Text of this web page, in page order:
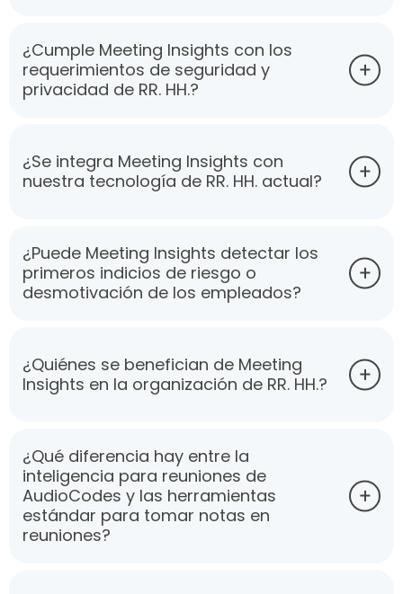
¿Cumple Meeting Insights con los
requerimientos de seguridad y
privacidad de RR. HH.?
¿Se integra Meeting Insights con
nuestra tecnología de RR. HH. actual?
¿Puede Meeting Insights detectar los
primeros indicios de riesgo o
desmotivación de los empleados?
¿Quiénes se benefician de Meeting
Insights en la organización de RR. HH.?
¿Qué diferencia hay entre la
inteligencia para reuniones de
AudioCodes y las herramientas
estándar para tomar notas en
reuniones?